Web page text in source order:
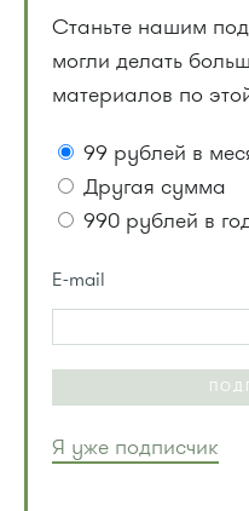
Станьте нашим
могли делать
материалов по
99 рублей в
Другая сумма
990 рублей в
E-mail
Я уже подписчик